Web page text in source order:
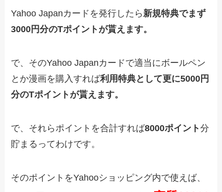
Yahoo Japanカードを発行したら新規特典でまず
3000円分のTポイントが貰えます。
で、そのYahoo Japanカードで適当にボールペン
とか漫画を購入すれば利用特典として更に5000円
分のTポイントが貰えます。
で、それらポイントを合計すれば8000ポイント分
貯まるってわけです。
そのポイントをYahooショッピング内で使えば、